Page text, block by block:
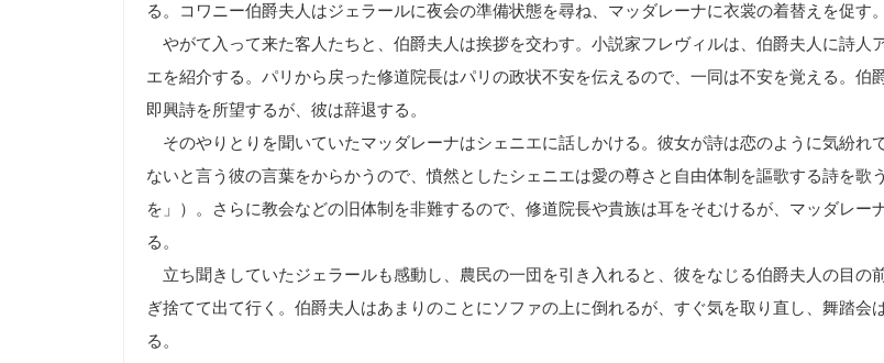
る。コワニー伯爵夫人はジェラールに夜会の準備状態を尋ね、マッダレーナに衣裳の着替えを促す。
やがて入って来た客人たちと、伯爵夫人は挨拶を交わす。小説家フレヴィルは、伯爵夫人に詩人
エを紹介する。パリから戻った修道院長はパリの政状不安を伝えるので、一同は不安を覚える。伯
即興詩を所望するが、彼は辞退する。
そのやりとりを聞いていたマッダレーナはシェニエに話しかける。彼女が詩は恋のように気紛れ
ないと言う彼の言葉をからかうので、憤然としたシェニエは愛の尊さと自由体制を謳歌する詩を歌
を」）。さらに教会などの旧体制を非難するので、修道院長や貴族は耳をそむけるが、マッダレー
る。
立ち聞きしていたジェラールも感動し、農民の一団を引き入れると、彼をなじる伯爵夫人の目の
ぎ捨てて出て行く。伯爵夫人はあまりのことにソファの上に倒れるが、すぐ気を取り直し、舞踏会
る。